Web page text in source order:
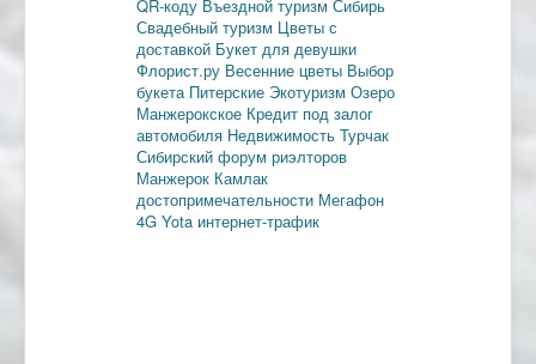
QR-коду Въездной туризм Сибирь
Свадебный туризм Цветы с
доставкой Букет для девушки
Флорист.ру Весенние цветы Выбор
букета Питерские Экотуризм Озеро
Манжерокское Кредит под залог
автомобиля Недвижимость Турчак
Сибирский форум риэлторов
Манжерок Камлак
достопримечательности Мегафон
4G Yota интернет-трафик